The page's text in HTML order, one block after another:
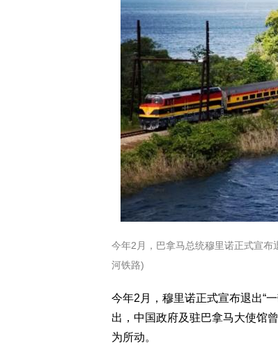
今年2月，巴拿马总统穆里诺正式宣布
河铁路)
今年2月，穆里诺正式宣布退出“
出，中国政府及驻巴拿马大使馆
为所动。